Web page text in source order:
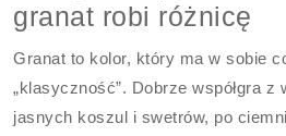
granat robi różnicę
Granat to kolor, który ma w sobie
„klasyczność”. Dobrze współgra
jasnych koszul i swetrów, po